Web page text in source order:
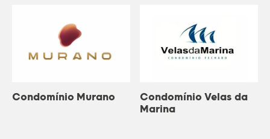
Condomínio Murano
Condomínio Velas da
Marina